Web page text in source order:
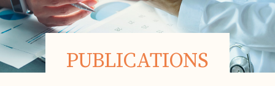
PUBLICATIONS